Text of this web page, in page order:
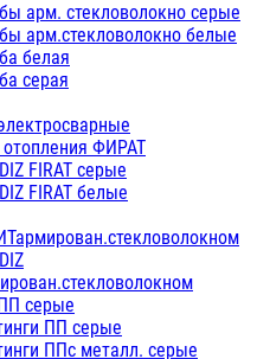
арм. стекловолокно серые
арм.стекловолокно белые
белая
серая
ФИРАТ
FIRAT серые
FIRAT белые
серые
ПП серые
ППс металл. серые